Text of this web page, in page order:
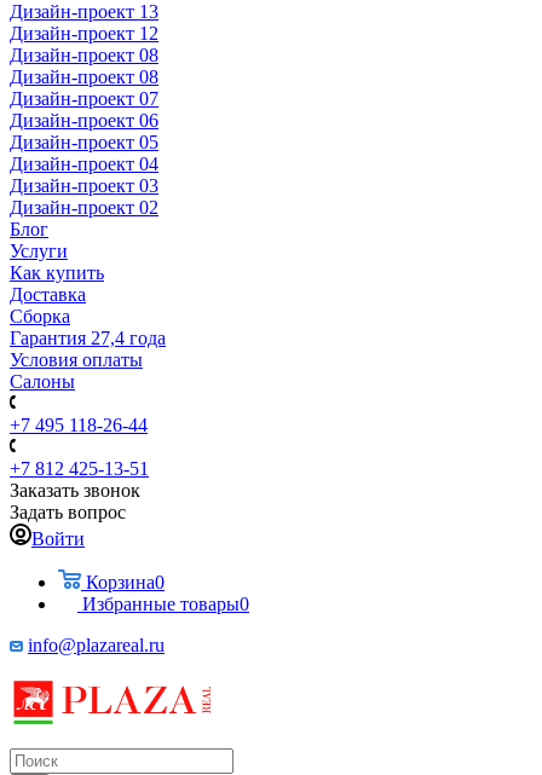
Дизайн-проект 13
Дизайн-проект 12
Дизайн-проект 08
Дизайн-проект 08
Дизайн-проект 07
Дизайн-проект 06
Дизайн-проект 05
Дизайн-проект 04
Дизайн-проект 03
Дизайн-проект 02
Блог
Услуги
Как купить
Доставка
Сборка
Гарантия 27,4 года
Условия оплаты
Салоны
+7 495 118-26-44
+7 812 425-13-51
Заказать звонок
Задать вопрос
Войти
Корзина0
Избранные товары0
info@plazareal.ru